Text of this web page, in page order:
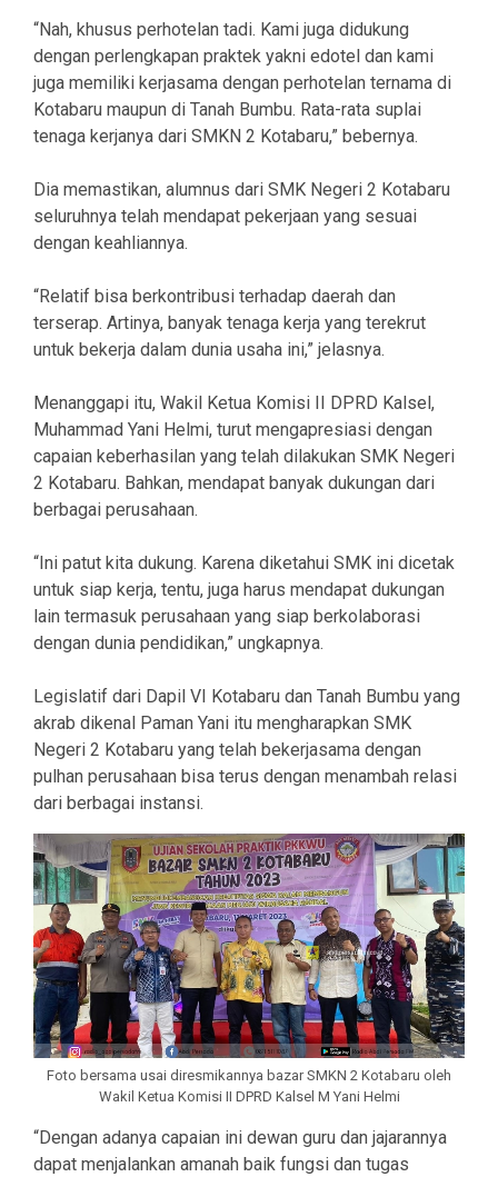
“Nah, khusus perhotelan tadi. Kami juga didukung
dengan perlengkapan praktek yakni edotel dan kami
juga memiliki kerjasama dengan perhotelan ternama di
Kotabaru maupun di Tanah Bumbu. Rata-rata suplai
tenaga kerjanya dari SMKN 2 Kotabaru,” bebernya.
Dia memastikan, alumnus dari SMK Negeri 2 Kotabaru
seluruhnya telah mendapat pekerjaan yang sesuai
dengan keahliannya.
“Relatif bisa berkontribusi terhadap daerah dan
terserap. Artinya, banyak tenaga kerja yang terekrut
untuk bekerja dalam dunia usaha ini,” jelasnya.
Menanggapi itu, Wakil Ketua Komisi II DPRD Kalsel,
Muhammad Yani Helmi, turut mengapresiasi dengan
capaian keberhasilan yang telah dilakukan SMK Negeri
2 Kotabaru. Bahkan, mendapat banyak dukungan dari
berbagai perusahaan.
“Ini patut kita dukung. Karena diketahui SMK ini dicetak
untuk siap kerja, tentu, juga harus mendapat dukungan
lain termasuk perusahaan yang siap berkolaborasi
dengan dunia pendidikan,” ungkapnya.
Legislatif dari Dapil VI Kotabaru dan Tanah Bumbu yang
akrab dikenal Paman Yani itu mengharapkan SMK
Negeri 2 Kotabaru yang telah bekerjasama dengan
pulhan perusahaan bisa terus dengan menambah relasi
dari berbagai instansi.
Foto bersama usai diresmikannya bazar SMKN 2 Kotabaru oleh
Wakil Ketua Komisi II DPRD Kalsel M Yani Helmi
“Dengan adanya capaian ini dewan guru dan jajarannya
dapat menjalankan amanah baik fungsi dan tugas